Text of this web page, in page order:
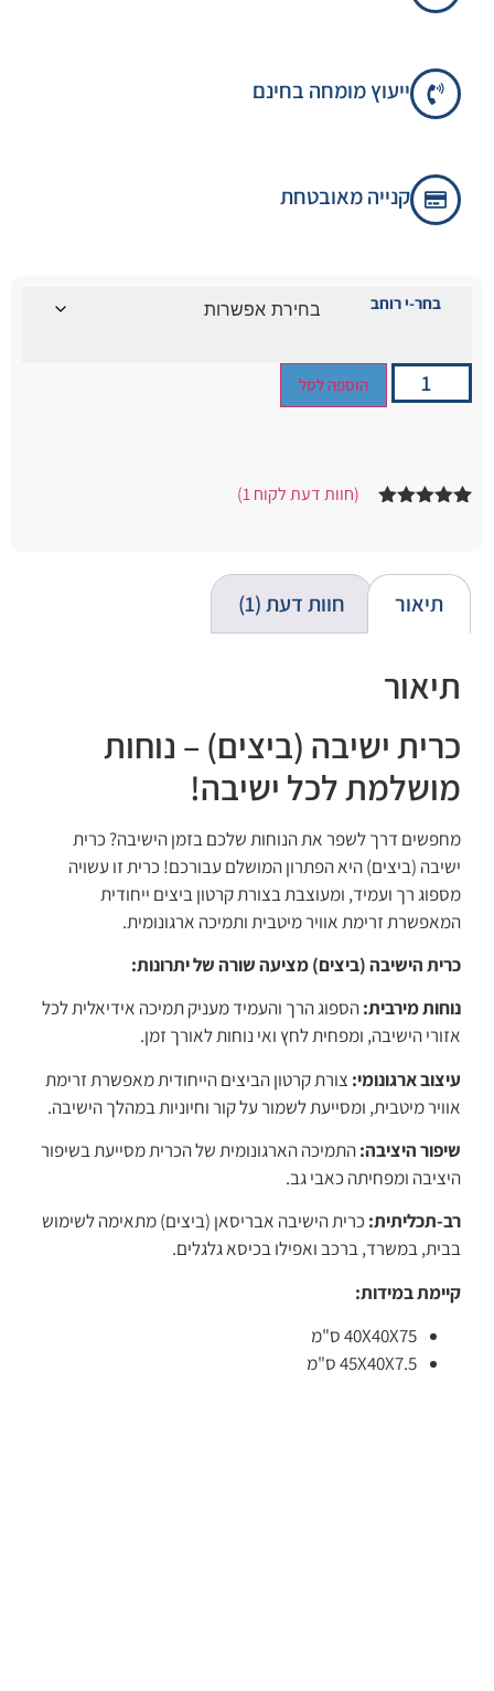
ייעוץ מומחה בחינם
קנייה מאובטחת
בחר-י רוחב
הוספה לסל
דירוגים של
לקוחות
(חוות דעת לקוח1
)
תיאור חוות דעת (1)
תיאור
כרית ישיבה (ביצים) – נוחות
מושלמת לכל ישיבה!
מחפשים דרך לשפר את הנוחות שלכם בזמן הישיבה? כרית
ישיבה (ביצים) היא הפתרון המושלם עבורכם! כרית זו עשויה
מספוג רך ועמיד, ומעוצבת בצורת קרטון ביצים ייחודית
המאפשרת זרימת אוויר מיטבית ותמיכה ארגונומית.
כרית הישיבה (ביצים) מציעה שורה של יתרונות:
נוחות מירבית:הספוג הרך והעמיד מעניק תמיכה אידיאלית לכל
אזורי הישיבה, ומפחית לחץ ואי נוחות לאורך זמן.
עיצוב ארגונומי: צורת קרטון הביצים הייחודית מאפשרת זרימת
אוויר מיטבית, ומסייעת לשמור על קור וחיוניות במהלך הישיבה.
שיפור היציבה:התמיכה הארגונומית של הכרית מסייעת בשיפור
היציבה ומפחיתה כאבי גב.
רב-תכליתית: כרית הישיבה אבריסאן (ביצים) מתאימה לשימוש
בבית, במשרד, ברכב ואפילו בכיסא גלגלים.
קיימת במידות:
40X40X75 ס"מ
45X40X7.5 ס"מ